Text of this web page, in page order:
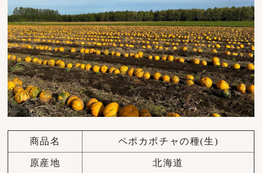
商品名 ペポカボチャの種(生)
原産地 北海道